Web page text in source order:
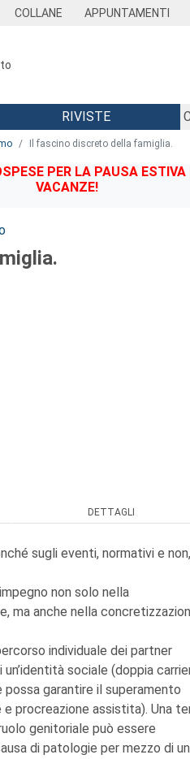
COLLANE APPUNTAMENTI
RIVISTE
Il fascino discreto della famiglia.
PER LA PAUSA
VACANZE!
DETTAGLI
sugli eventi, normativi e non,
non solo nella
ma anche nella
individuale dei partner
sociale (doppia
possa garantire il superamento
procreazione assistita). Una
genitoriale può essere
di patologie per mezzo di